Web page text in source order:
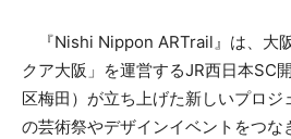
『Nishi Nippon ARTrail』は、大
クア大阪」を運営するJR西日本SC
区梅田）が立ち上げた新しいプロジ
の芸術祭やデザインイベントをつな